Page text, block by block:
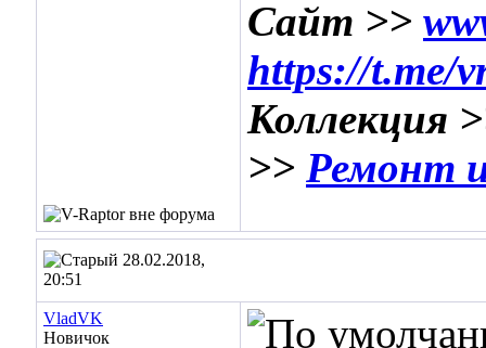
Сайт >>
https://t.me/
Коллекция
>> Ремонт
28.02.2018,
20:51
VladVK
Новичок